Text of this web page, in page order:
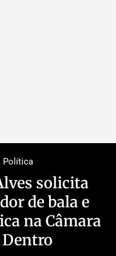
Política
solicita
de bala e
na Câmara
Dentro